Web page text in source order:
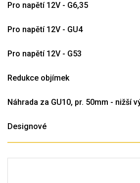
Pro napětí 12V - G6,35
Pro napětí 12V - GU4
Pro napětí 12V - G53
Redukce objímek
Náhrada za GU10, pr. 50mm - nižší
Designové